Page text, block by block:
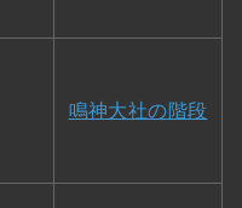
鳴神大社の階段